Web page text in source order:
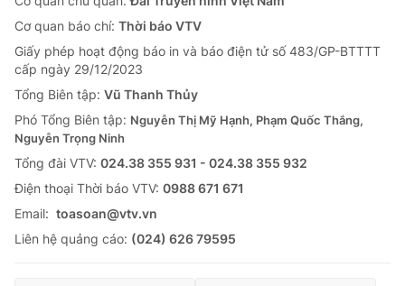
Cơ quan báo chí: Thời báo VTV
Giấy phép hoạt động báo in và báo điện tử số 483/GP-BTTTT
cấp ngày 29/12/2023
Tổng Biên tập: Vũ Thanh Thủy
Phó Tổng Biên tập: Nguyễn Thị Mỹ Hạnh, Phạm Quốc Thắng,
Nguyễn Trọng Ninh
Tổng đài VTV: 024.38 355 931 - 024.38 355 932
Ðiện thoại Thời báo VTV: 0988 671 671
Email: toasoan@vtv.vn
Liên hệ quảng cáo: (024) 626 79595